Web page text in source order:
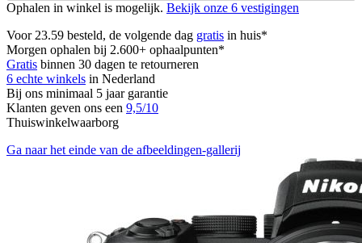
Ophalen in winkel is mogelijk. Bekijk onze 6 vestigingen
Voor 23.59 besteld, de volgende dag gratis in huis*
Morgen ophalen bij 2.600+ ophaalpunten*
Gratis binnen 30 dagen te retourneren
6 echte winkels in Nederland
Bij ons minimaal 5 jaar garantie
Klanten geven ons een 9,5/10
Thuiswinkelwaarborg
Ga naar het einde van de afbeeldingen-gallerij